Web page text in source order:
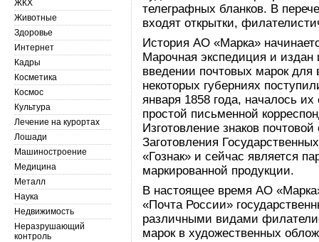
телеграфных бланков. В
входят открытки,
История АО «Марка»
Марочная экспедиция и издан
введении почтовых марок для
некоторых губерниях
января 1858 года, началось
простой письменной
Изготовление знаков
Заготовления
«Гознак» и сейчас является
маркированной продукции.
В настоящее время АО
«Почта России»
различными видами
марок в художественных
ЖКХ
Животные
Здоровье
Интернет
Кадры
Косметика
Космос
Культура
Лечение на курортах
Лошади
Машиностроение
Медицина
Металл
Наука
Недвижимость
Неразрушающий
контроль